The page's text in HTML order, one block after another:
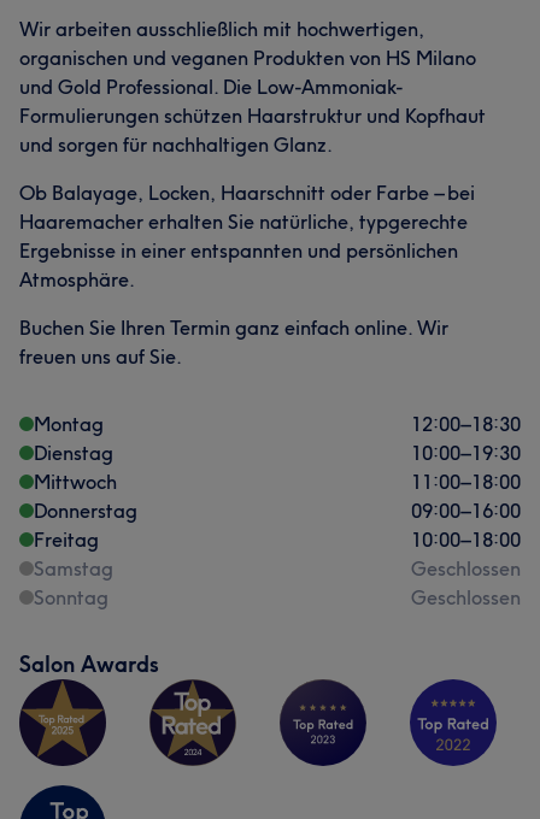
Wir arbeiten ausschließlich mit hochwertigen,
organischen und veganen Produkten von HS Milano
und Gold Professional. Die Low-Ammoniak-
Formulierungen schützen Haarstruktur und Kopfhaut
und sorgen für nachhaltigen Glanz.
Ob Balayage, Locken, Haarschnitt oder Farbe – bei
Haaremacher erhalten Sie natürliche, typgerechte
Ergebnisse in einer entspannten und persönlichen
Atmosphäre.
Buchen Sie Ihren Termin ganz einfach online. Wir
freuen uns auf Sie.
Montag 12:00–18:30
Dienstag
10:00–19:30
Mittwoch
11:00–18:00
Donnerstag
09:00–16:00
Freitag
10:00–18:00
Samstag
Geschlossen
Sonntag
Geschlossen
Salon Awards